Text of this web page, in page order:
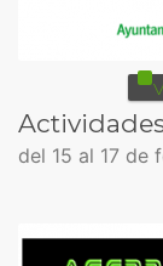
del 15 al 17 de